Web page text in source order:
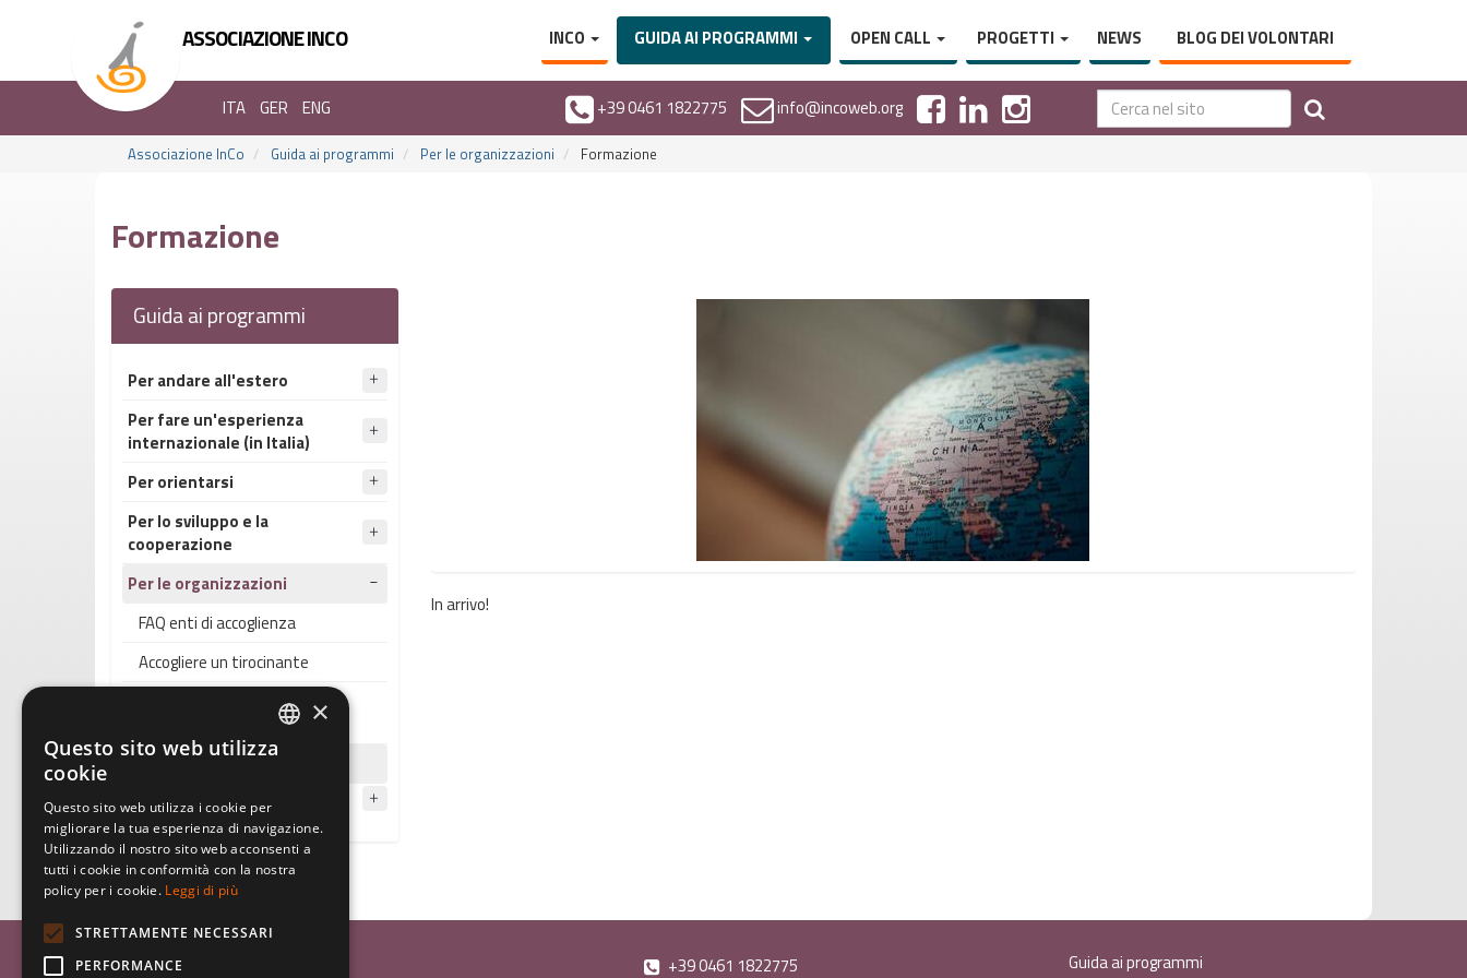
ASSOCIAZIONE INCO INCO GUIDA AI PROGRAMMI OPEN CALL PROGETTI NEWS BLOG DEI VOLONTARI
ITA GER ENG +39 0461 1822775 info@incoweb.org
Associazione InCo Guida ai programmi Per le organizzazioni Formazione
Formazione
Guida ai programmi
Per andare all'estero
Per fare un'esperienza
internazionale (in Italia)
Per orientarsi
Per lo sviluppo e la
cooperazione
Per le organizzazioni
FAQ enti di accoglienza
Accogliere un tirocinante
Accogliere un volontario
Formazione
Per le scuole
In arrivo!
Associazione Inco +39 0461 1822775 Guida ai programmi
GERMAN
×
Questo sito web utilizza
cookie
Questo sito web utilizza i cookie per
migliorare la tua esperienza di navigazione.
Utilizzando il nostro sito web acconsenti a
tutti i cookie in conformità con la nostra
policy per i cookie. Leggi di più
STRETTAMENTE NECESSARI
PERFORMANCE